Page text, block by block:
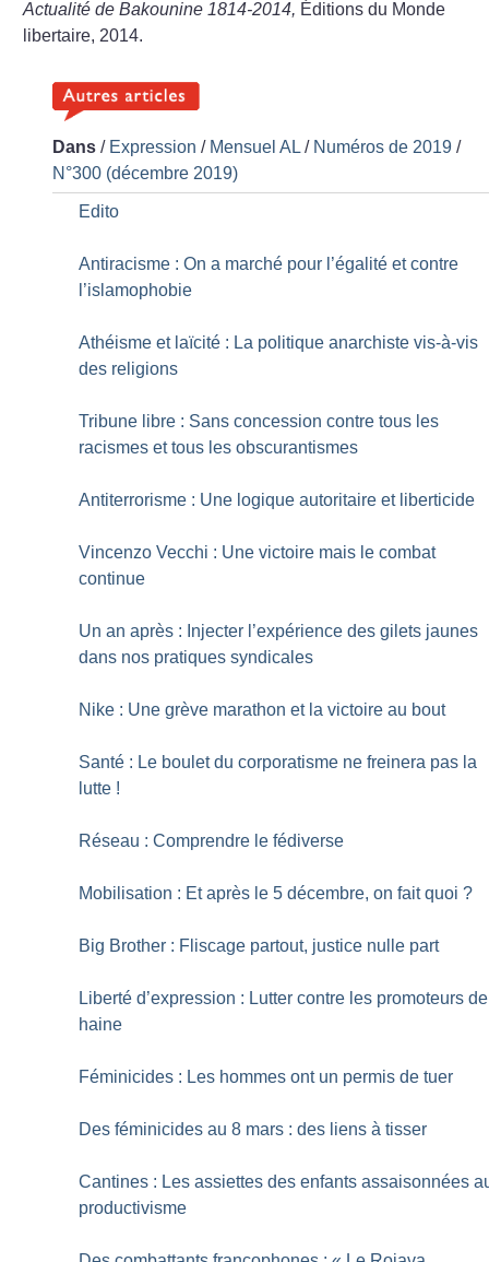
Actualité de Bakounine 1814-2014, Éditions du Monde
libertaire, 2014.
Dans / Expression / Mensuel AL / Numéros de 2019 /
N°300 (décembre 2019)
Edito
Antiracisme : On a marché pour l’égalité et contre
l’islamophobie
Athéisme et laïcité : La politique anarchiste vis-à-vis
des religions
Tribune libre : Sans concession contre tous les
racismes et tous les obscurantismes
Antiterrorisme : Une logique autoritaire et liberticide
Vincenzo Vecchi : Une victoire mais le combat
continue
Un an après : Injecter l’expérience des gilets jaunes
dans nos pratiques syndicales
Nike : Une grève marathon et la victoire au bout
Santé : Le boulet du corporatisme ne freinera pas la
lutte !
Réseau : Comprendre le fédiverse
Mobilisation : Et après le 5 décembre, on fait quoi ?
Big Brother : Fliscage partout, justice nulle part
Liberté d’expression : Lutter contre les promoteurs de
haine
Féminicides : Les hommes ont un permis de tuer
Des féminicides au 8 mars : des liens à tisser
Cantines : Les assiettes des enfants assaisonnées
productivisme